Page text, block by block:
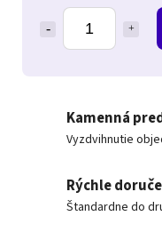
Kamenná
Vyzdvihnutie
Rýchle
Štandardne do